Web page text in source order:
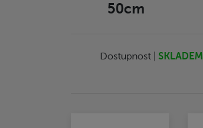
50cm
Dostupnost | SKLADEM